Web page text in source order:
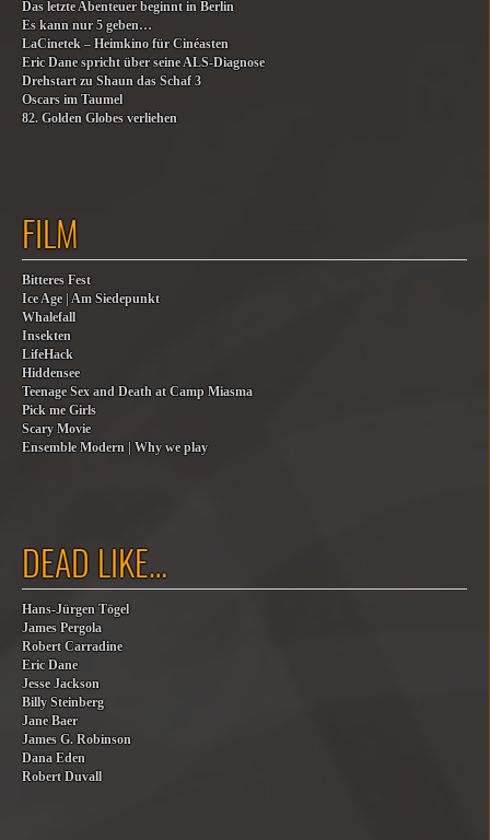
Das letzte Abenteuer beginnt in Berlin
Es kann nur 5 geben…
LaCinetek – Heimkino für Cinéasten
Eric Dane spricht über seine ALS-Diagnose
Drehstart zu Shaun das Schaf 3
Oscars im Taumel
82. Golden Globes verliehen
FILM
Bitteres Fest
Ice Age | Am Siedepunkt
Whalefall
Insekten
LifeHack
Hiddensee
Teenage Sex and Death at Camp Miasma
Pick me Girls
Scary Movie
Ensemble Modern | Why we play
DEAD LIKE…
Hans-Jürgen Tögel
James Pergola
Robert Carradine
Eric Dane
Jesse Jackson
Billy Steinberg
Jane Baer
James G. Robinson
Dana Eden
Robert Duvall